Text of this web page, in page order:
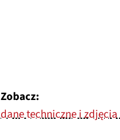
Zobacz:
dane techniczne i